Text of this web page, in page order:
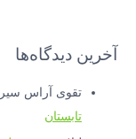
آخرین دیدگاه‌ها
تقوی آراس سیر
تابستان